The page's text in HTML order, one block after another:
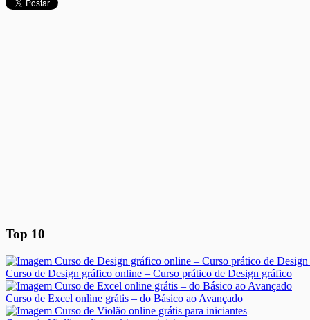
Top 10
Curso de Design gráfico online – Curso prático de Design gráfico
Curso de Excel online grátis – do Básico ao Avançado